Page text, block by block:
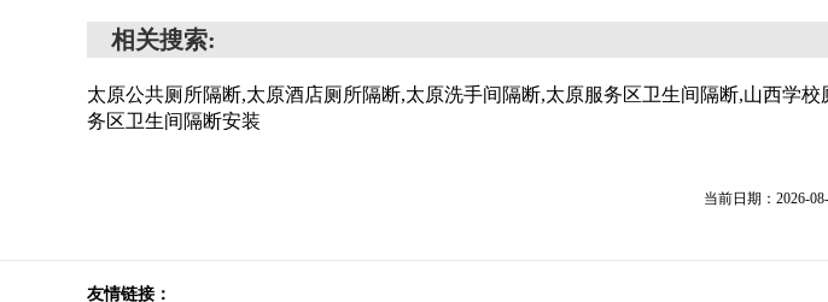
相关搜索:
太原公共厕所隔断,太原酒店厕所隔断,太原洗手间隔断,太原服务区卫生间隔断,山西学
务区卫生间隔断安装
当前日期：2026-
友情链接：